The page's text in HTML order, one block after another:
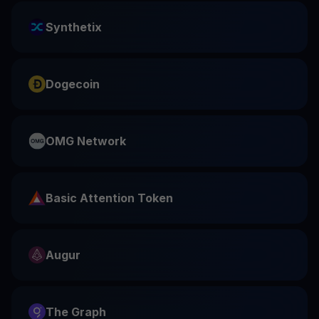
Synthetix
Dogecoin
OMG Network
Basic Attention Token
Augur
The Graph